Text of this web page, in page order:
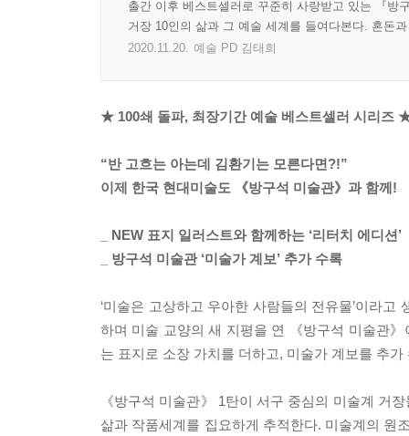
출간 이후 베스트셀러로 꾸준히 사랑받고 있는 『방
거장 10인의 삶과 그 예술 세계를 들여다본다. 혼돈
2020.11.20. 예술 PD 김태희
★ 100쇄 돌파, 최장기간 예술 베스트셀러 시리즈
“반 고흐는 아는데 김환기는 모른다면?!”
이제 한국 현대미술도 《방구석 미술관》과 함께!
_ NEW 표지 일러스트와 함께하는 ‘리터치 에디션’
_ 방구석 미술관 ‘미술가 계보’ 추가 수록
‘미술은 고상하고 우아한 사람들의 전유물’이라
하며 미술 교양의 새 지평을 연 《방구석 미술관
는 표지로 소장 가치를 더하고, 미술가 계보를 추
《방구석 미술관》 1탄이 서구 중심의 미술계 거
삶과 작품세계를 집요하게 추적한다. 미술계의 원